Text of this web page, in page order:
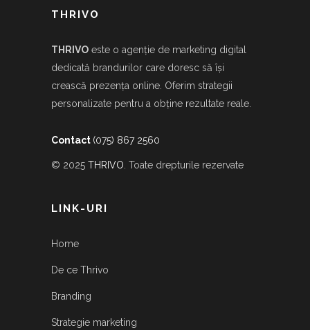
THRIVO
THRIVO este o agenție de marketing digital
dedicată brandurilor care doresc să își
crească prezența online. Oferim strategii
personalizate pentru a obține rezultate reale.
Contact (075) 867 2560
© 2025 THRIVO . Toate drepturile rezervate
LINK-URI
Home
De ce Thrivo
Branding
Strategie marketing